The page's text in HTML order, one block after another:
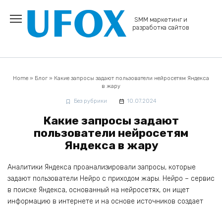
содержанию
SMM маркетинг и
разработка сайтов
Home » Блог » Какие запросы задают пользователи нейросетям Яндекса
в жару
Без рубрики 10.07.2024
Какие запросы задают
пользователи нейросетям
Яндекса в жару
Аналитики Яндекса проанализировали запросы, которые
задают пользователи Нейро с приходом жары. Нейро – сервис
в поиске Яндекса, основанный на нейросетях, он ищет
информацию в интернете и на основе источников создает